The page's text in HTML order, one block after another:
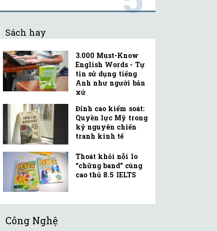
Sách hay
3.000 Must-Know
English Words - Tự
tin sử dụng tiếng
Anh như người bản
xứ
Đỉnh cao kiểm soát:
Quyền lực Mỹ trong
kỷ nguyên chiến
tranh kinh tế
Thoát khỏi nỗi lo
“chững band” cùng
cao thủ 8.5 IELTS
Công Nghệ